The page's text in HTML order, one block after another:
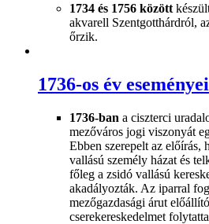
1734 és 1756 között
akvarell Szentgotthárdról,
őrzik.
1736-os év eseményei
1736-ban a ciszterci
mezőváros jogi viszonyát
Ebben szerepelt az
vallású személy házat és
főleg a zsidó vallású
akadályozták. Az iparral
mezőgazdasági árut
cserekereskedelmet